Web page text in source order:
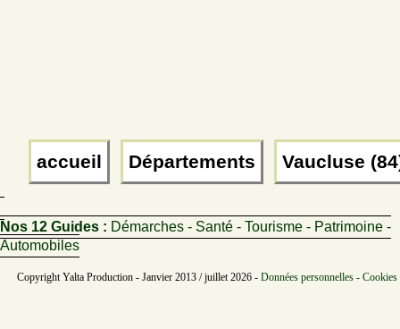
accueil Départements Vaucluse
Nos 12 Guides : Démarches - Santé - Tourisme - Patrimoine -
Automobiles
Copyright Yalta Production - Janvier 2013 / juillet 2026 - Données personnelles -